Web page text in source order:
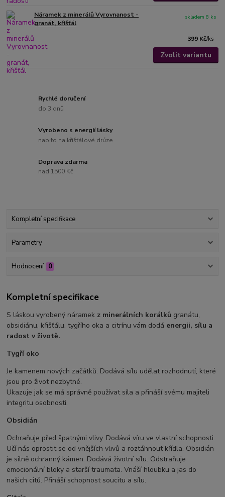
Náramek z minerálů Vyrovnanost -
granát, křišťál
399 Kč/ks
skladem 8 ks
Zvolit variantu
Rychlé doručení
do 3 dnů
Vyrobeno s energií lásky
nabito na kříšťálové drúze
Doprava zdarma
nad 1500 Kč
Kompletní specifikace
Parametry
Hodnocení 0
Kompletní specifikace
S láskou vyrobený náramek z minerálních korálků granátu,
obsidiánu, křišťálu, tygřího oka a citrínu vám dodá energii, sílu a
radost v životě.
Tygří oko
Je kamenem nových začátků. Dodává sílu udělat rozhodnutí, které
jsou pro život nezbytné.
Ukazuje jak se má správně používat síla a přináší svému majiteli
integritu osobnosti.
Obsidián
Ochraňuje před špatnými vlivy. Dodává víru ve vlastní schopnosti.
Učí nás oprostit se od vnějších vlivů a roztáhnout křídla. Obsidián
je silně ochranný kámen. Dodává životní sílu. Odstraňuje
emocionální bloky a starší traumata. Vnáší hloubku a jas do
našich citů. Přináší schopnost soucitu a sílu.